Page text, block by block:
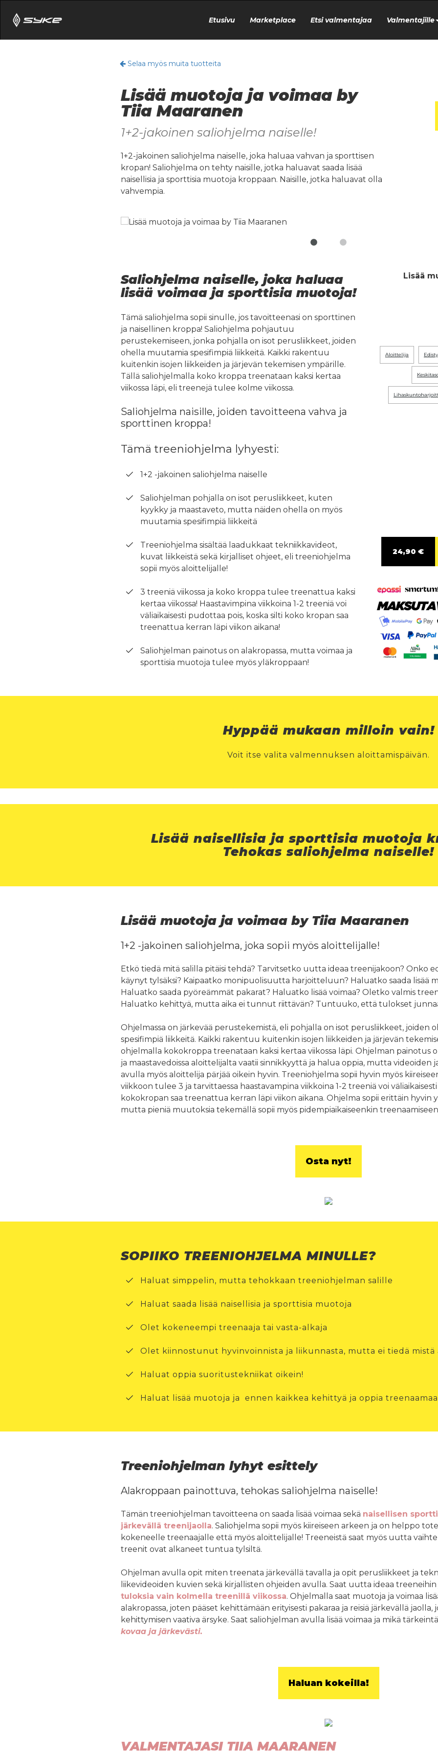
Etusivu Marketplace Etsi valmentajaa Valmentajille
Selaa myös muita tuotteita
Lisää muotoja ja voimaa by
Tiia Maaranen
1+2-jakoinen saliohjelma naiselle!
1+2-jakoinen saliohjelma naiselle, joka haluaa vahvan ja sporttisen
kropan! Saliohjelma on tehty naisille, jotka haluavat saada lisää
naisellisia ja sporttisia muotoja kroppaan. Naisille, jotka haluavat olla
vahvempia.
Saliohjelma naiselle, joka haluaa
lisää voimaa ja sporttisia muotoja!
Tämä saliohjelma sopii sinulle, jos tavoitteenasi on sporttinen
ja naisellinen kroppa! Saliohjelma pohjautuu
perustekemiseen, jonka pohjalla on isot perusliikkeet, joiden
ohella muutamia spesifimpiä liikkeitä. Kaikki rakentuu
kuitenkin isojen liikkeiden ja järjevän tekemisen ympärille.
Tällä saliohjelmalla koko kroppa treenataan kaksi kertaa
viikossa läpi, eli treenejä tulee kolme viikossa.
Saliohjelma naisille, joiden tavoitteena vahva ja
sporttinen kroppa!
Tämä treeniohjelma lyhyesti:
1+2 -jakoinen saliohjelma naiselle
Saliohjelman pohjalla on isot perusliikkeet, kuten
kyykky ja maastaveto, mutta näiden ohella on myös
muutamia spesifimpiä liikkeitä
Treeniohjelma sisältää laadukkaat tekniikkavideot,
kuvat liikkeistä sekä kirjalliset ohjeet, eli treeniohjelma
sopii myös aloittelijalle!
3 treeniä viikossa ja koko kroppa tulee treenattua kaksi
kertaa viikossa! Haastavimpina viikkoina 1-2 treeniä voi
väliaikaisesti pudottaa pois, koska silti koko kropan saa
treenattua kerran läpi viikon aikana!
Saliohjelman painotus on alakropassa, mutta voimaa ja
sporttisia muotoja tulee myös yläkroppaan!
Lisää
aloittelija
24,90 €
Hyppää mukaan milloin vain!
Voit itse valita valmennuksen aloittamispäivän.
Lisää naisellisia ja sporttisia muotoja
Tehokas saliohjelma naiselle!
Lisää muotoja ja voimaa by Tiia Maaranen
1+2 -jakoinen saliohjelma, joka sopii myös aloittelijalle!
Etkö tiedä mitä salilla pitäisi tehdä? Tarvitsetko uutta ideaa treenijakoon? Onko
käynyt tylsäksi? Kaipaatko monipuolisuutta harjoitteluun? Haluatko saada lisää
Haluatko saada pyöreämmät pakarat? Haluatko lisää voimaa? Oletko valmis
Haluatko kehittyä, mutta aika ei tunnut riittävän? Tuntuuko, että tulokset
Ohjelmassa on järkevää perustekemistä, eli pohjalla on isot perusliikkeet, joiden
spesifimpiä liikkeitä. Kaikki rakentuu kuitenkin isojen liikkeiden ja järjevän
ohjelmalla kokokroppa treenataan kaksi kertaa viikossa läpi. Ohjelman painotus
ja maastavedoissa aloittelijalta vaatii sinnikkyyttä ja halua oppia, mutta videoiden
avulla myös aloittelija pärjää oikein hyvin. Treeniohjelma sopii hyvin myös
viikkoon tulee 3 ja tarvittaessa haastavampina viikkoina 1-2 treeniä voi
kokokropan saa treenattua kerran läpi viikon aikana. Ohjelma sopii erittäin hyvin
mutta pieniä muutoksia tekemällä sopii myös pidempiaikaiseenkin
Osta nyt!
SOPIIKO TREENIOHJELMA MINULLE?
Haluat simppelin, mutta tehokkaan treeniohjelman salille
Haluat saada lisää naisellisia ja sporttisia muotoja
Olet kokeneempi treenaaja tai vasta-alkaja
Olet kiinnostunut hyvinvoinnista ja liikunnasta, mutta ei tiedä mistä
Haluat oppia suoritustekniikat oikein!
Haluat lisää muotoja ja ennen kaikkea kehittyä ja oppia
Treeniohjelman lyhyt esittely
Alakroppaan painottuva, tehokas saliohjelma naiselle!
Tämän treeniohjelman tavoitteena on saada lisää voimaa sekä naisellisen
järkevällä treenijaolla. Saliohjelma sopii myös kiireiseen arkeen ja on helppo
kokeneelle treenaajalle että myös aloittelijalle! Treeneistä saat myös uutta
treenit ovat alkaneet tuntua tylsiltä.
Ohjelman avulla opit miten treenata järkevällä tavalla ja opit perusliikkeet ja
liikevideoiden kuvien sekä kirjallisten ohjeiden avulla. Saat uutta ideaa
tuloksia vain kolmella treenillä viikossa. Ohjelmalla saat muotoja ja voimaa
alakropassa, joten pääset kehittämään erityisesti pakaraa ja reisiä järkevällä jaolla,
kehittymisen vaativa ärsyke. Saat saliohjelman avulla lisää voimaa ja mikä
kovaa ja järkevästi.
Haluan kokeilla!
VALMENTAJASI TIIA MAARANEN